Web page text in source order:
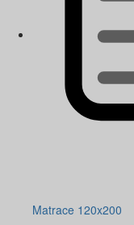
Matrace 120x200